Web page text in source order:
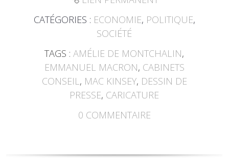
CATÉGORIES : ECONOMIE, POLITIQUE,
SOCIÉTÉ
TAGS :AMÉLIE DE MONTCHALIN,
EMMANUEL MACRON, CABINETS
CONSEIL, MAC KINSEY, DESSIN DE
PRESSE, CARICATURE
0 COMMENTAIRE